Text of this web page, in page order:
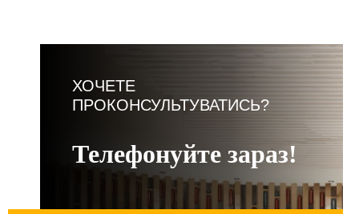
ХОЧЕТЕ
ПРОКОНСУЛЬТУВАТИСЬ?
Телефонуйте зараз!